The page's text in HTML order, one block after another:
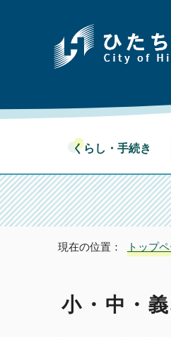
くらし・手続き
現在の位置： トップ
小・中・